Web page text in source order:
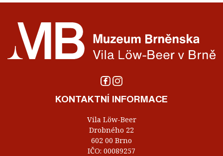
KONTAKTNÍ INFORMACE
Vila Löw-Beer
Drobného 22
602 00 Brno
IČO: 00089257